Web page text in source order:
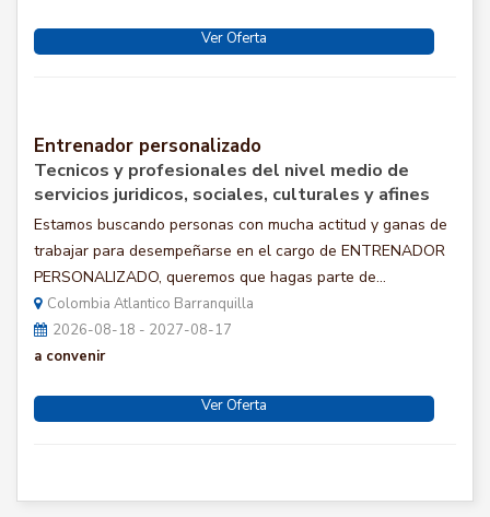
Ver Oferta
Entrenador personalizado
Tecnicos y profesionales del nivel medio de
servicios juridicos, sociales, culturales y afines
Estamos buscando personas con mucha actitud y ganas de
trabajar para desempeñarse en el cargo de ENTRENADOR
PERSONALIZADO, queremos que hagas parte de...
Colombia Atlantico Barranquilla
2026-08-18 - 2027-08-17
a convenir
Ver Oferta